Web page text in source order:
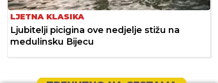
LJETNA KLASIKA
Ljubitelji picigina ove nedjelje stižu na
medulinsku Bijecu